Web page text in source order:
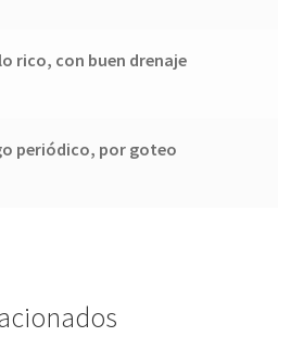
rico, con buen drenaje
periódico, por goteo